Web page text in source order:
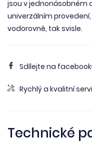
jsou v jednonásobném
univerzálním
vodorovně, tak svisle.
Sdílejte na
Rychlý a kvalitní
Technické